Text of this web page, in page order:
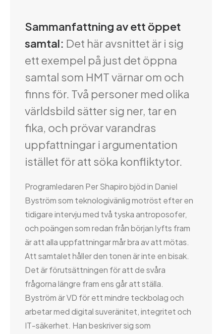
Sammanfattning av ett öppet
samtal: Det här avsnittet är i sig
ett exempel på just det öppna
samtal som HMT värnar om och
finns för. Två personer med olika
världsbild sätter sig ner, tar en
fika, och prövar varandras
uppfattningar i argumentation
istället för att söka konfliktytor.
Programledaren Per Shapiro bjöd in Daniel
Byström som teknologivänlig motröst efter en
tidigare intervju med två tyska antroposofer,
och poängen som redan från början lyfts fram
är att alla uppfattningar mår bra av att mötas.
Att samtalet håller den tonen är inte en bisak.
Det är förutsättningen för att de svåra
frågorna längre fram ens går att ställa.
Byström är VD för ett mindre teckbolag och
arbetar med digital suveränitet, integritet och
IT-säkerhet. Han beskriver sig som